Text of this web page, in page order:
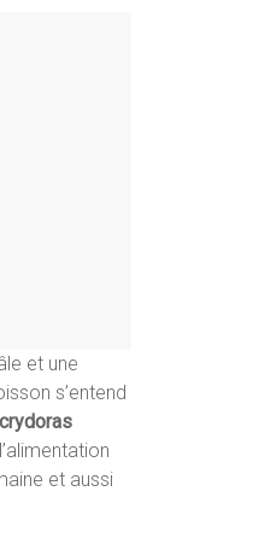
et une
s’entend
et aussi